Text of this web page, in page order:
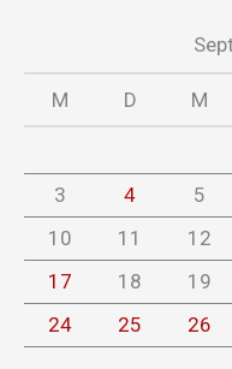
M D M
3
4 5
10
11 12
17
18 19
24
25 26